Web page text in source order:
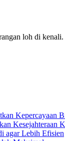
loh di
Kepercayaan
Kesejahteraan
agar Lebih Efisien